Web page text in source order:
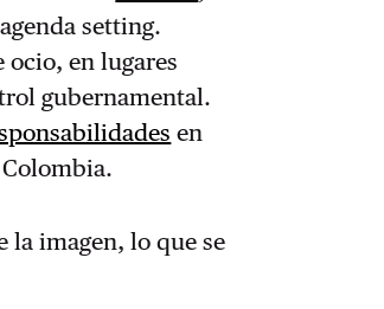
setting.
en lugares
gubernamental.
en
la imagen, lo que se